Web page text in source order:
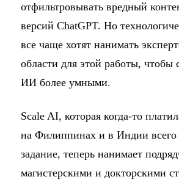
отфильтровывать вредный
версий ChatGPT. Но
все чаще хотят нанимать
области для этой работы, чтобы
ИИ более умными.
Scale AI, которая когда-то
на Филиппинах и в Индии всего
задание, теперь нанимает
магистерскими и докторскими